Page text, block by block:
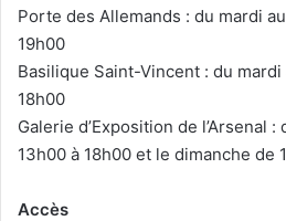
Porte des Allemands : du mardi
19h00
Basilique Saint-Vincent : du
18h00
Galerie d’Exposition de l’Arsenal
13h00 à 18h00 et le dimanche de
Accès